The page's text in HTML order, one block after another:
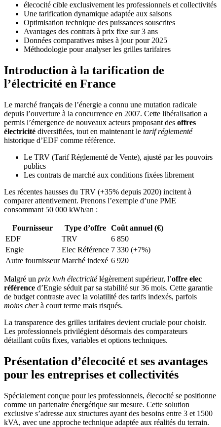
élecocité cible exclusivement les professionnels et collectivités
Une tarification dynamique adaptée aux saisons
Optimisation technique des puissances souscrites
Avantages des contrats à prix fixe sur 3 ans
Données comparatives mises à jour pour 2025
Méthodologie pour analyser les grilles tarifaires
Introduction à la tarification de
l’électricité en France
Le marché français de l’énergie a connu une mutation radicale
depuis l’ouverture à la concurrence en 2007. Cette libéralisation a
permis l’émergence de nouveaux acteurs proposant des offres
électricité diversifiées, tout en maintenant le tarif réglementé
historique d’EDF comme référence.
Le TRV (Tarif Réglementé de Vente), ajusté par les pouvoirs
publics
Les contrats de marché aux conditions fixées librement
Les récentes hausses du TRV (+35% depuis 2020) incitent à
comparer attentivement. Prenons l’exemple d’une PME
consommant 50 000 kWh/an :
Fournisseur Type d’offre Coût annuel (€)
EDF
TRV
6 850
Engie
Elec Référence 7 330 (+7%)
Autre fournisseur Marché indexé 6 920
Malgré un prix kwh électricitélégèrement supérieur, l’offre elec
référence d’Engie séduit par sa stabilité sur 36 mois. Cette garantie
de budget contraste avec la volatilité des tarifs indexés, parfois
moins cherà court terme mais risqués.
La transparence des grilles tarifaires devient cruciale pour choisir.
Les professionnels privilégient désormais des comparateurs
détaillant coûts fixes, variables et options techniques.
Présentation d’élecocité et ses avantages
pour les entreprises et collectivités
Spécialement conçue pour les professionnels, élecocité se positionne
comme un partenaire énergétique sur mesure. Cette solution
exclusive s’adresse aux structures ayant des besoins entre 3 et 1500
kVA, avec une approche technique adaptée aux réalités du terrain.